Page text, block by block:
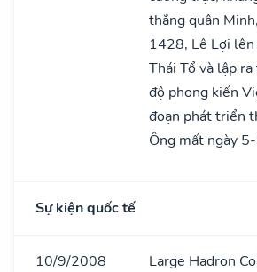
thắng quân
1428, Lê Lợi
Thái Tổ và lập
độ phong kiến
đoạn phát triển
Ông mất ngày
Sự kiện quốc tế
10/9/2008
Large Hadron